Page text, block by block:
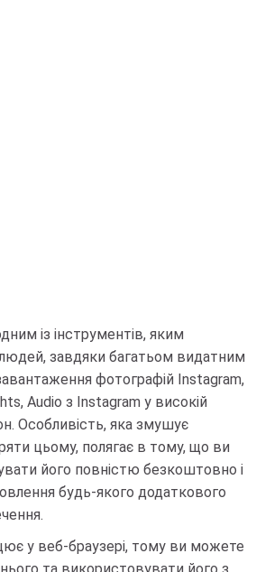
із інструментів, яким
завдяки багатьом видатним
фотографій Instagram,
Audio з Instagram у високій
Особливість, яка змушує
цьому, полягає в тому, що ви
його повністю безкоштовно і
будь-якого додаткового
у веб-браузері, тому ви можете